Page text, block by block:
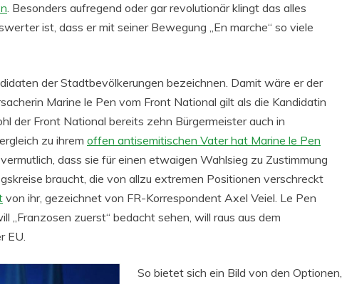
. Besonders aufregend oder gar revolutionär klingt das alles
ist, dass er mit seiner Bewegung „En marche“ so viele
der Stadtbevölkerungen bezeichnen. Damit wäre er der
Marine le Pen vom Front National gilt als die Kandidatin
der Front National bereits zehn Bürgermeister auch in
zu ihrem offen antisemitischen Vater hat Marine le Pen
dass sie für einen etwaigen Wahlsieg zu Zustimmung
braucht, die von allzu extremen Positionen verschreckt
von ihr, gezeichnet von FR-Korrespondent Axel Veiel. Le Pen
„Franzosen zuerst“ bedacht sehen, will raus aus dem
EU.
So bietet sich ein Bild von den Optionen,